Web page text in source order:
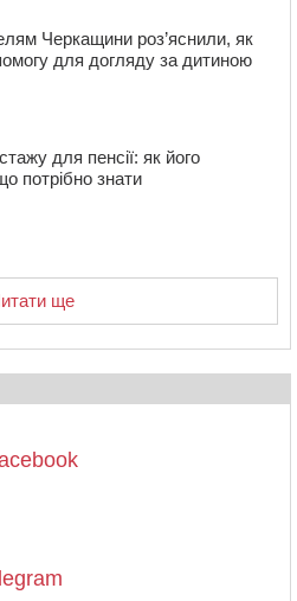
Черкащини роз’яснили, як
для догляду за дитиною
для пенсії: як його
потрібно знати
ще